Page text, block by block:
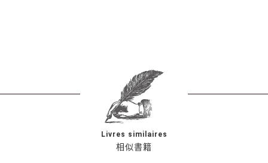
相似書籍
Livres similaires